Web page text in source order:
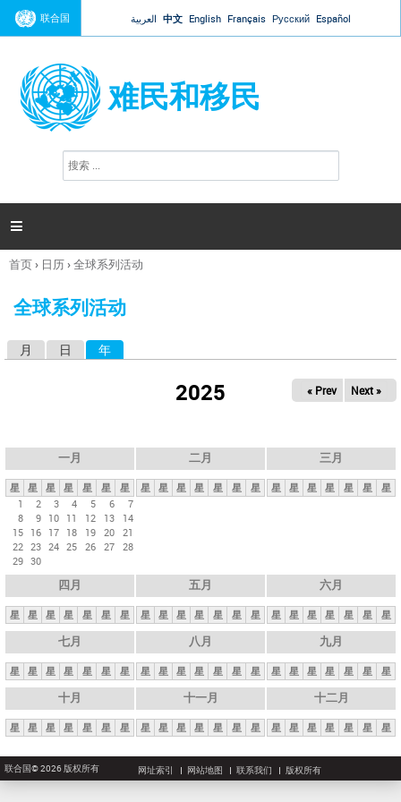
Jump to navigation
联合国 العربية 中文 English Français Русский Español
难民和移民
搜
索

你
这
首页› 日历›全球系列活动
全球系列活动
月 日 年
2025 « Prev Next »
一月
星 星 星 星 星 星
星
1
2 3 4 5 6
7
8
9 10 11 12 13
14
15 16 17 18 19 20 21
22 23 24 25 26 27 28
29 30
二月
星 星 星 星 星 星 星
三月
星 星 星 星 星 星 星
四月
星 星 星 星 星 星 星
五月
星 星 星 星 星 星 星
六月
星 星 星 星 星 星 星
七月
星 星 星 星 星 星 星
八月
星 星 星 星 星 星 星
九月
星 星 星 星 星 星 星
十月
星 星 星 星 星 星 星
十一月
星 星 星 星 星 星 星
十二月
星 星 星 星 星 星 星
联合国© 2026 版权所有 网址索引 网站地图 联系我们 版权所有